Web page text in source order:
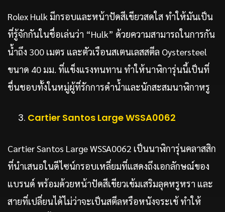
Rolex Hulk มีกรอบและหน้าปัดสีเขียวสดใส ทำให้มันเป็น
ที่รู้จักกันในชื่อเล่นว่า “Hulk” ด้วยความสามารถในการกัน
น้ำถึง 300 เมตร และตัวเรือนสเตนเลสสตีล Oystersteel
ขนาด 40 มม. ที่แข็งแรงทนทาน ทำให้นาฬิการุ่นนี้เป็นที่
ชื่นชอบทั้งในหมู่ผู้ที่รักการดำน้ำและนักสะสมนาฬิกาหรู
Cartier Santos Large WSSA0062
Cartier Santos Large WSSA0062 เป็นนาฬิการุ่นคลาสสิก
ที่นำเสนอในดีไซน์กรอบเหลี่ยมที่แสดงถึงเอกลักษณ์ของ
แบรนด์ พร้อมด้วยหน้าปัดสีเขียวเข้มเสริมลุคหรูหรา และ
สายที่เปลี่ยนได้ไม่ว่าจะเป็นสตีลหรือหนังจระเข้ ทำให้